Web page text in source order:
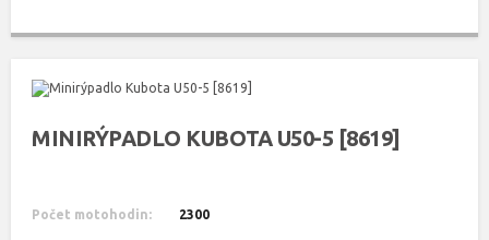
MINIRÝPADLO KUBOTA U50-5 [8619]
Počet motohodin: 2300